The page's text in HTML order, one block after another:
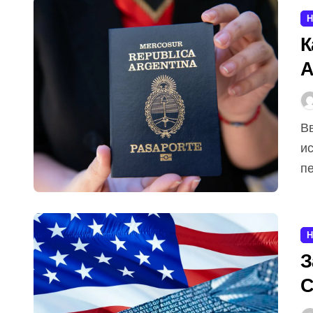
Введение Аргентина — это страна с богатой